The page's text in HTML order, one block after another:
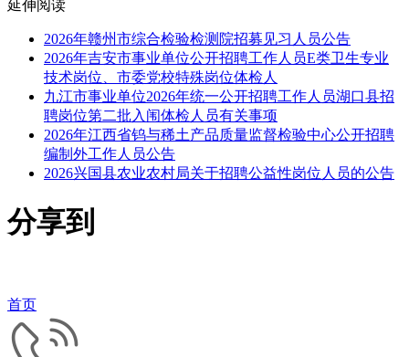
延伸阅读
2026年赣州市综合检验检测院招募见习人员公告
2026年吉安市事业单位公开招聘工作人员E类卫生专业
技术岗位、市委党校特殊岗位体检人
九江市事业单位2026年统一公开招聘工作人员湖口县招
聘岗位第二批入闱体检人员有关事项
2026年江西省钨与稀土产品质量监督检验中心公开招聘
编制外工作人员公告
2026兴国县农业农村局关于招聘公益性岗位人员的公告
分享到
首页